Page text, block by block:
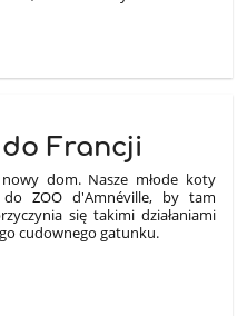
do Francji
dom. Nasze młode koty
do ZOO d'Amnéville, by tam
się takimi działaniami
cudownego gatunku.